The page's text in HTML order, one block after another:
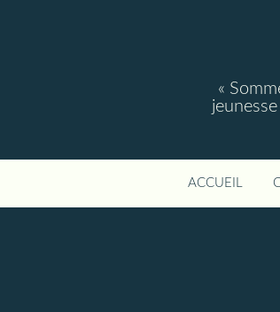
«
ACCUEIL